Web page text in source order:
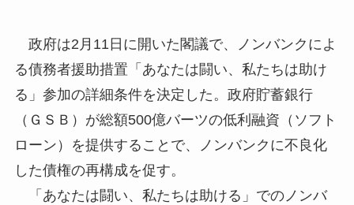
政府は2月11日に開いた閣議で、ノンバンクによ
る債務者援助措置「あなたは闘い、私たちは助け
る」参加の詳細条件を決定した。政府貯蓄銀行
（ＧＳＢ）が総額500億バーツの低利融資（ソフト
ローン）を提供することで、ノンバンクに不良化
した債権の再構成を促す。
「あなたは闘い、私たちは助ける」でのノンバ